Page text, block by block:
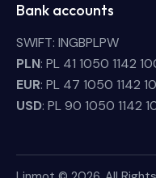
Bank accounts
SWIFT: INGBPLPW
PLN: PL 41 1050 1142
EUR: PL 47 1050 1142
USD: PL 90 1050 1142